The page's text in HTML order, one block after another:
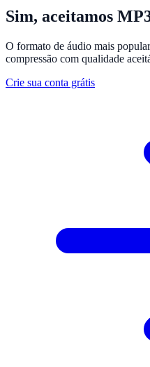
Sim, aceitamos
O formato de áudio mais
compressão com qualidade
Crie sua conta grátis